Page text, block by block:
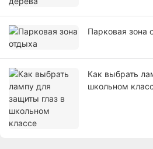
Парковая зона
Как выбрать
школьном